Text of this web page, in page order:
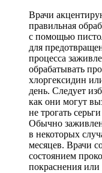
Врачи
правильная
с помощью
для
процесса
обрабатывать
хлоргексидин
день. Следует
как они могут
не трогать
Обычно
в некоторых
месяцев. Врачи
состоянием
покраснения или